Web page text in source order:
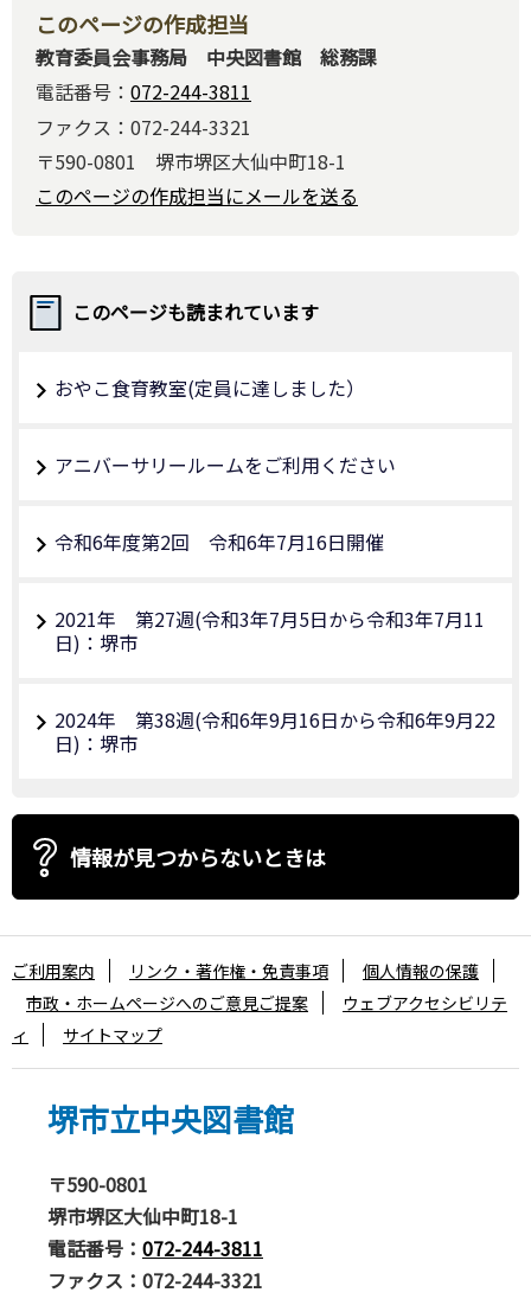
このページの作成担当
教育委員会事務局 中央図書館 総務課
電話番号： 072-244-3811
ファクス：072-244-3321
〒590-0801 堺市堺区大仙中町18-1
このページの作成担当にメールを送る
このページも読まれています
おやこ食育教室(定員に達しました）
アニバーサリールームをご利用ください
令和6年度第2回 令和6年7月16日開催
2021年 第27週(令和3年7月5日から令和3年7月11
日)：堺市
2024年 第38週(令和6年9月16日から令和6年9月22
日)：堺市
情報が見つからないときは
堺市立中央図書館
〒590-0801
堺市堺区大仙中町18-1
電話番号： 072-244-3811
ファクス：072-244-3321
ご利用案内 リンク・著作権・免責事項
個人情報の保護
市政・ホームページへのご意見ご提案
ウェブアクセシビリテ
ィ
サイトマップ